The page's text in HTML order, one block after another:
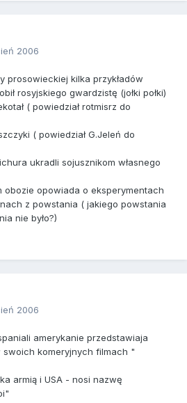
2006
prosowieckiej kilka przykładów
rosyjskiego gwardzistę (jołki połki)
( powiedział rotmisrz do
( powiedział G.Jeleń do
ukradli sojusznikom własnego
obozie opowiada o eksperymentach
z powstania ( jakiego powstania
nie było?)
2006
amerykanie przedstawiaja
komeryjnych filmach "
armią i USA - nosi nazwę